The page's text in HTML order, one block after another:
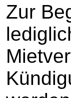
Zur